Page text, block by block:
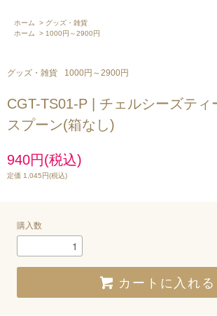
ホーム > グッズ・雑貨
ホーム
> 1000円～2900円
グッズ・雑貨 1000円～2900円
CGT-TS01-P | チェルシーズティ
スプーン(箱なし)
940円(税込)
定価 1,045円(税込)
購入数
カートに入れる